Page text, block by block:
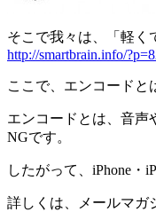
そこで我々は、「軽く
http://smartbrain.info/
ここで、エンコードと
エンコードとは、音声
NGです。
したがって、iPhone・
詳しくは、メールマガ